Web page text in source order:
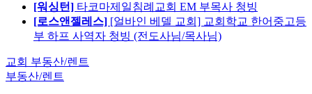
[워싱턴] 타코마제일침례교회 EM 부목사 청빙
[로스앤젤레스] [얼바인 베델 교회] 교회학교 한어중고등
부 하프 사역자 청빙 (전도사님/목사님)
교회 부동산/렌트
부동산/렌트